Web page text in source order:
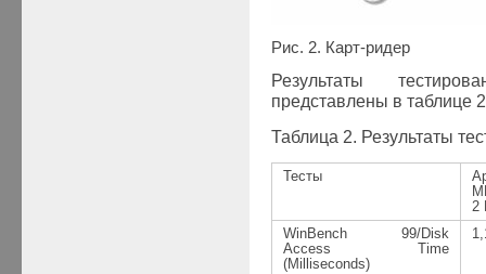
Рис. 2. Карт-ридер
Результаты
представлены в таблице
Таблица 2. Результаты
Тесты
2
WinBench 99/Disk
Access Time
(Milliseconds)
1